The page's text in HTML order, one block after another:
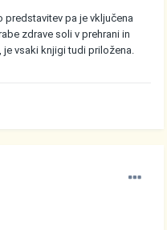
pa je vključena
zdrave soli v prehrani in
vsaki knjigi tudi priložena.